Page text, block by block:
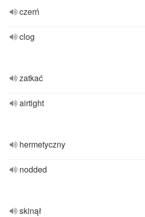
czerń
clog
zatkać
airtight
hermetyczny
nodded
skinął